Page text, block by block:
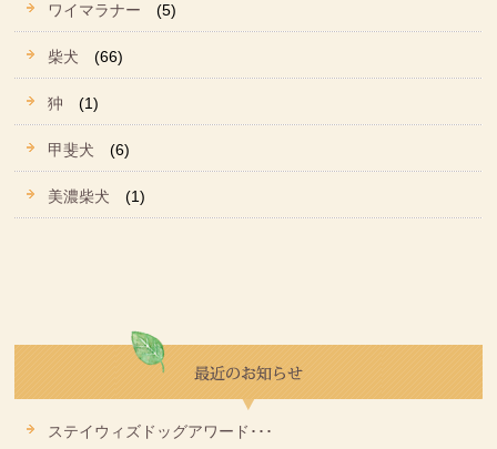
ワイマラナー (5)
柴犬 (66)
狆 (1)
甲斐犬 (6)
美濃柴犬 (1)
ステイウィズドッグアワード･･･